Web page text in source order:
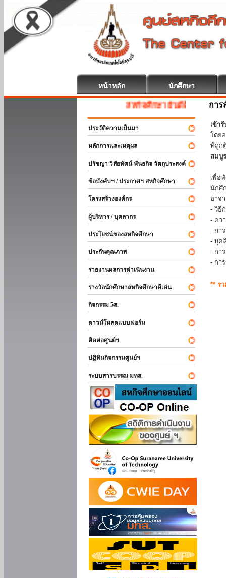
หน้าหลัก นักศึกษา
สหกิจศึกษา ยินดีต้อนรับ
ประวัติความเป็นมา
หลักการและเหตุผล
ปรัชญา วิสัยทัศน์ พันธกิจ วัตถุประสงค์
ข้อบังคับฯ / ประกาศฯ สหกิจศึกษา
โครงสร้างองค์กร
ผู้บริหาร / บุคลากร
ประโยชน์ของสหกิจศึกษา
ประกันคุณภาพ
รายงานผลการดำเนินงาน
รางวัลนักศึกษาสหกิจศึกษาดีเด่น
กิจกรรม 5ส.
ดาวน์โหลดแบบฟอร์ม
ติดต่อศูนย์ฯ
ปฏิทินกิจกรรมศูนย์ฯ
ระบบสารบรรณ มทส.
การ
เข้า
โดย
ที่ถูก
สมบู
เพื่อ
นักศึ
อาจ
- วิธี
- คว
- กา
- บุค
- กา
- กา
** ร